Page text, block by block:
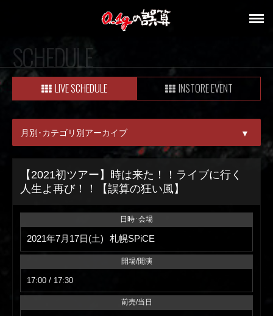
SCHEDULE
LIVE SCHEDULE INSTORE EVENT
月別･カテゴリ別アーカイブ ▼
ALL
08月
09月
【2021初ツアー】時は来た！！ライブに行く
人生よ再び！！【誤算の狂い風】
日時･会場
2021年7月17日(土) 札幌SPiCE
開場/開演
17:00 / 17:30
前売/当日